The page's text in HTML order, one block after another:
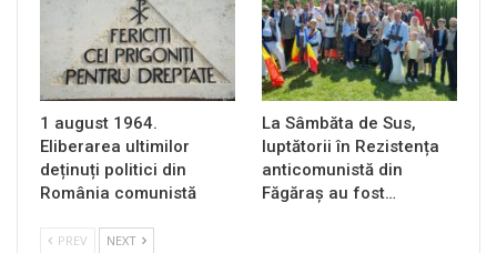
1 august 1964.
Eliberarea ultimilor
deținuți politici din
România comunistă
La Sâmbăta de Sus,
luptătorii în Rezistența
anticomunistă din
Făgăraș au fost…
PREV NEXT